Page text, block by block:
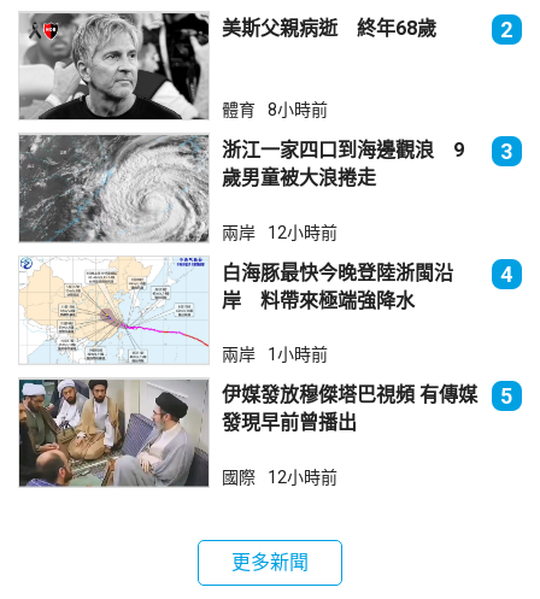
美斯父親病逝 終年68歲 2
體育 8小時前
浙江一家四口到海邊觀浪 9
歲男童被大浪捲走
3
兩岸 12小時前
白海豚最快今晚登陸浙閩沿
岸 料帶來極端強降水
4
兩岸 1小時前
伊媒發放穆傑塔巴視頻 有傳媒
發現早前曾播出
5
國際 12小時前
更多新聞